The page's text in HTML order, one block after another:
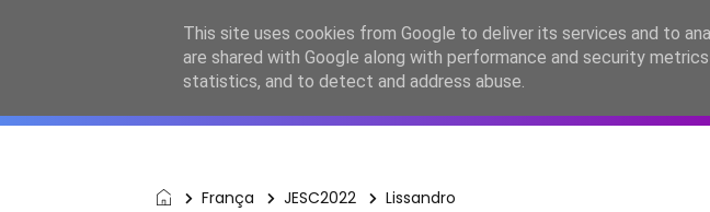
ESC2027 JESC2026 FC2026 EASC2026
França JESC2022 Lissandro
This site uses cookies from Google to deliver its services and to
are shared with Google along with performance and security
statistics, and to detect and address abuse.